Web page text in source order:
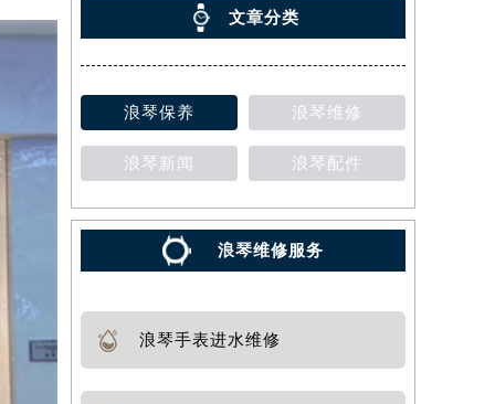
文章分类
浪琴保养 浪琴维修
浪琴新闻 浪琴配件
浪琴维修服务
浪琴手表进水维修